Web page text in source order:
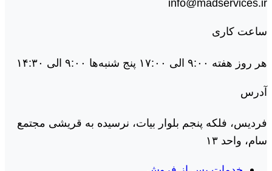
info@madservices.ir
ساعت کاری
هر روز هفته ۹:۰۰ الی ۱۷:۰۰ پنج شنبه‌ها ۹:۰۰ الی ۱۴:۳۰
آدرس
فردیس، فلکه پنجم بلوار بیات، نرسیده به قریشی مجتمع
سام، واحد ۱۳